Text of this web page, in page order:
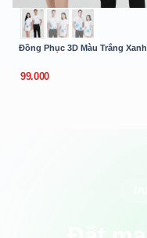
Đồng Phục 3D Màu Trắng Xanh
99.000